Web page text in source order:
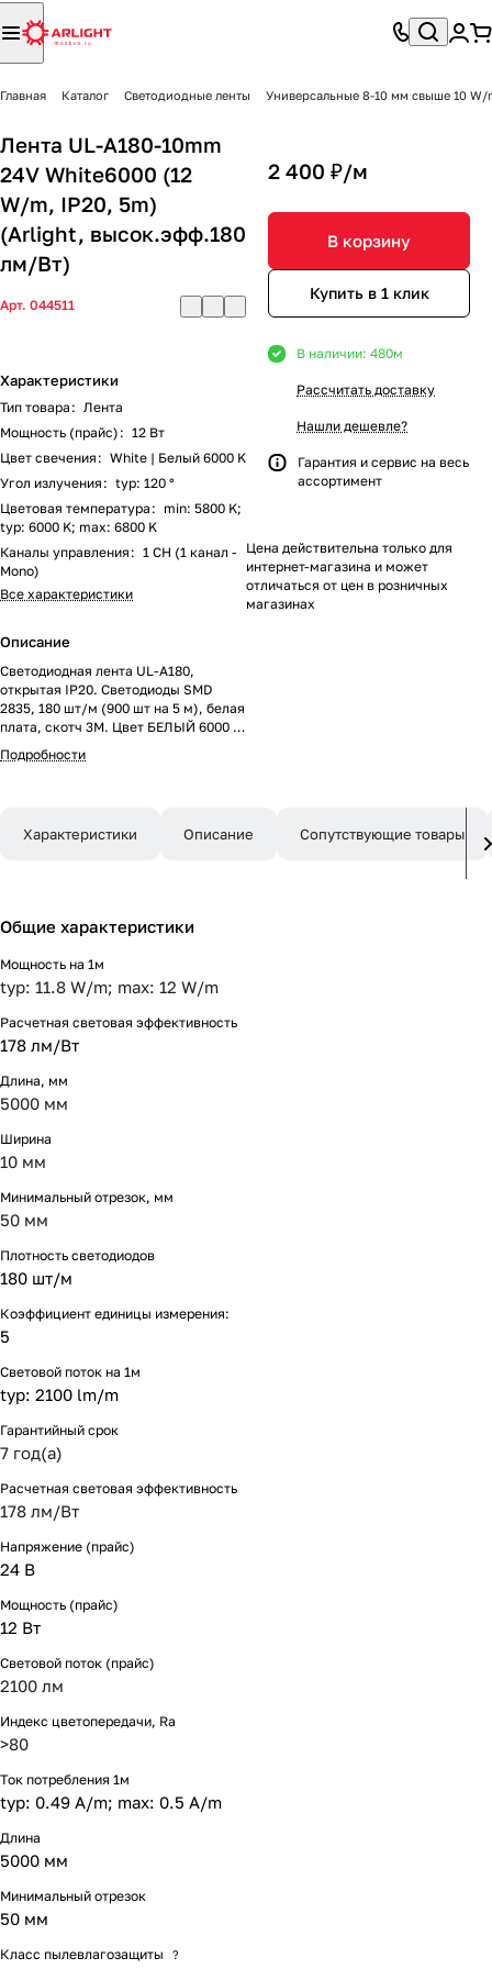
Главная Каталог Светодиодные ленты Универсальные 8-10 мм свыше 10 W/
Лента UL-A180-10mm
24V White6000 (12
W/m, IP20, 5m)
(Arlight, высок.эфф.180
лм/Вт)
Арт. 044511
Характеристики
Тип товара : Лента
Мощность (прайс) : 12 Вт
Цвет свечения : White | Белый 6000 K
Угол излучения : typ: 120 °
Цветовая температура : min: 5800 K;
typ: 6000 K; max: 6800 K
Каналы управления : 1 CH (1 канал -
Mono)
Все характеристики
Описание
Светодиодная лента UL-A180,
открытая IP20. Светодиоды SMD
2835, 180 шт/м (900 шт на 5 м), белая
плата, скотч 3M. Цвет БЕЛЫЙ 6000 K,
цветопередача CRI>80, угол 120°.
Питание 24 В, мощность 12 Вт/м (60
Подробности
2 400 ₽/м
В корзину
Купить в 1 клик
В наличии: 480м
Рассчитать доставку
Нашли дешевле?
Гарантия и сервис на весь
ассортимент
Цена действительна только для
интернет-магазина и может
отличаться от цен в розничных
магазинах
Характеристики Описание Сопутствующие товары
Общие характеристики
Мощность на 1м
typ: 11.8 W/m; max: 12 W/m
Расчетная световая эффективность
178 лм/Вт
Длина, мм
5000 мм
Ширина
10 мм
Минимальный отрезок, мм
50 мм
Плотность светодиодов
180 шт/м
Коэффициент единицы измерения:
5
Световой поток на 1м
typ: 2100 lm/m
Гарантийный срок
7 год(а)
Расчетная световая эффективность
178 лм/Вт
Напряжение (прайс)
24 В
Мощность (прайс)
12 Вт
Световой поток (прайс)
2100 лм
Индекс цветопередачи, Ra
>80
Ток потребления 1м
typ: 0.49 A/m; max: 0.5 A/m
Длина
5000 мм
Минимальный отрезок
50 мм
Класс пылевлагозащиты ?